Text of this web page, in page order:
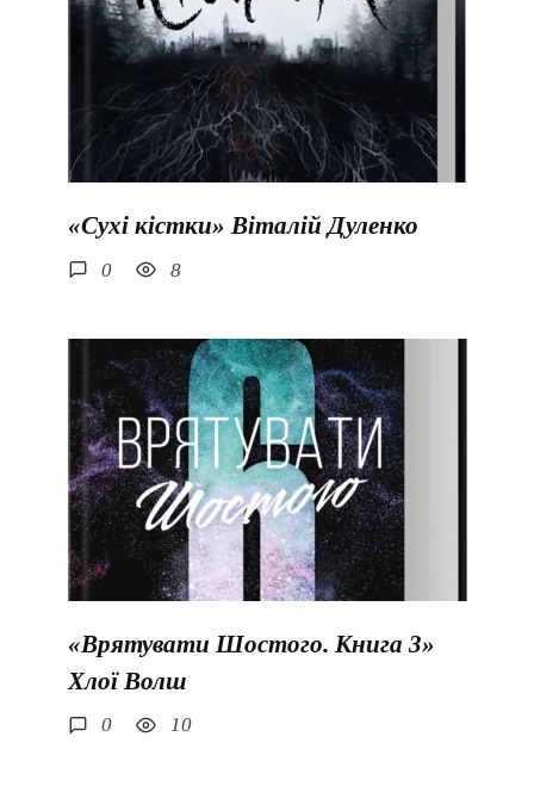
«Сухі кістки» Віталій Дуленко
0 8
«Врятувати Шостого. Книга 3»
Хлої Волш
0 10